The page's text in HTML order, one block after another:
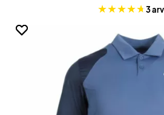
3